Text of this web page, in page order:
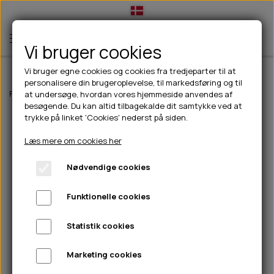
TIL HUND
💧FODER- VANDSKÅLE
CHICOPEE
GODBIDSTASKE
HALSBÅND
🦴 GODBIDDER & SNACKS
🍖 SMAGSVARIANTER
🎾 LEGETØJ
TÆNDER, ØRE, ØJE, POTER & NÆSE
🐾 UDSTYR & KOMFORT
TIL HUNDEEJER
DRIKKEFLASKER/TERMOFLASKER
HUER OG VANTER
PINEWOOD SALES
TIL KAT
TILBUD
NYHEDER
ABONNEMENT
Forside Til hunde hundelegetøj Kong Comfort Jumbo - XL
Vi bruger cookies
Vi bruger egne cookies og cookies fra tredjeparter til at
personalisere din brugeroplevelse, til markedsføring og til
at undersøge, hvordan vores hjemmeside anvendes af
besøgende. Du kan altid tilbagekalde dit samtykke ved at
trykke på linket 'Cookies' nederst på siden.
Læs mere om cookies her
Nødvendige cookies
Funktionelle cookies
Statistik cookies
Marketing cookies